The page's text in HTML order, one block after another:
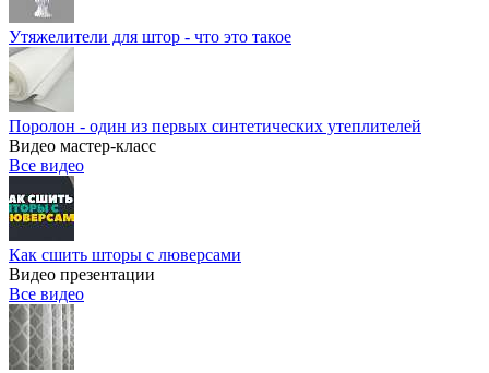
Утяжелители для штор - что это такое
Поролон - один из первых синтетических утеплителей
Видео мастер-класс
Все видео
Как сшить шторы с люверсами
Видео презентации
Все видео